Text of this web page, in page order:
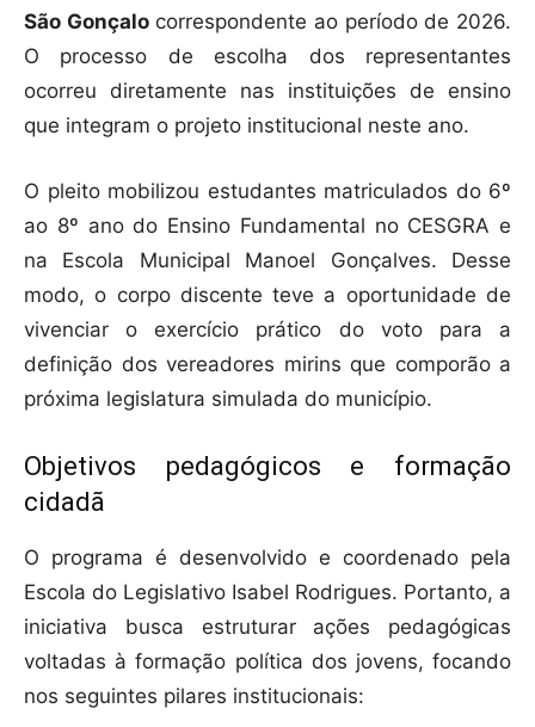
São Gonçalocorrespondente ao período de 2026.
O processo de escolha dos representantes
ocorreu diretamente nas instituições de ensino
que integram o projeto institucional neste ano.
O pleito mobilizou estudantes matriculados do 6º
ao 8º ano do Ensino Fundamental no CESGRA e
na Escola Municipal Manoel Gonçalves. Desse
modo, o corpo discente teve a oportunidade de
vivenciar o exercício prático do voto para a
definição dos vereadores mirins que comporão a
próxima legislatura simulada do município.
Objetivos pedagógicos e formação
cidadã
O programa é desenvolvido e coordenado pela
Escola do Legislativo Isabel Rodrigues. Portanto, a
iniciativa busca estruturar ações pedagógicas
voltadas à formação política dos jovens, focando
nos seguintes pilares institucionais: